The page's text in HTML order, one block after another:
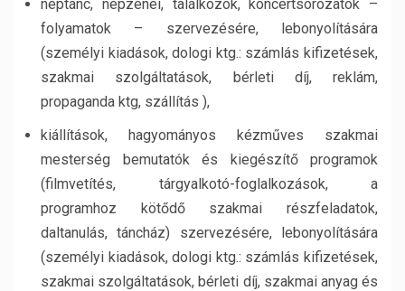
néptánc, népzenei, találkozók, koncertsorozatok –
folyamatok – szervezésére, lebonyolítására
(személyi kiadások, dologi ktg.: számlás kifizetések,
szakmai szolgáltatások, bérleti díj, reklám,
propaganda ktg, szállítás ),
kiállítások, hagyományos kézműves szakmai
mesterség bemutatók és kiegészítő programok
(filmvetítés, tárgyalkotó-foglalkozások, a
programhoz kötődő szakmai részfeladatok,
daltanulás, táncház) szervezésére, lebonyolítására
(személyi kiadások, dologi ktg.: számlás kifizetések,
szakmai szolgáltatások, bérleti díj, szakmai anyag és